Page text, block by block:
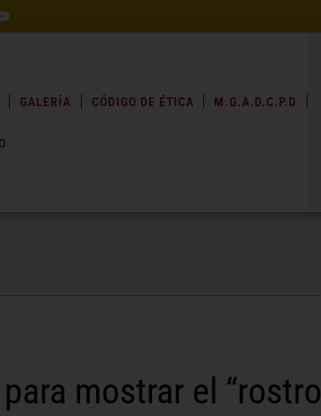
GALERÍA CÓDIGO DE ÉTICA M.G.A.D.C.P.D
mostrar el “rostro